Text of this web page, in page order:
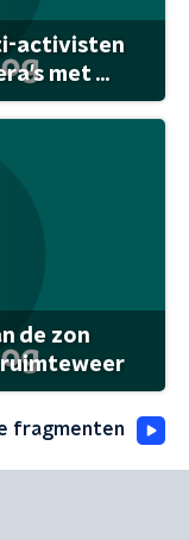
activisten
met ...
de zon
fragmenten